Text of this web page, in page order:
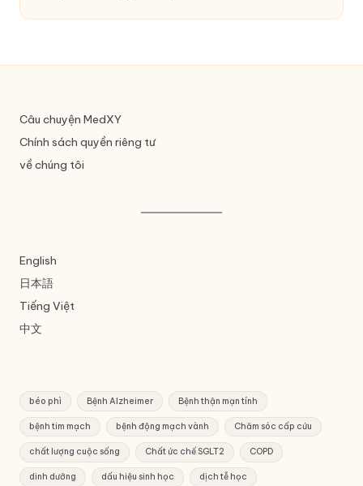
Câu chuyện MedXY
Chính sách quyền riêng tư
về chúng tôi
English
日本語
Tiếng Việt
中文
béo phì Bệnh Alzheimer Bệnh thận mạn tính
bệnh tim mạch bệnh động mạch vành Chăm sóc cấp cứu
chất lượng cuộc sống Chất ức chế SGLT2 COPD
dinh dưỡng dấu hiệu sinh học dịch tễ học